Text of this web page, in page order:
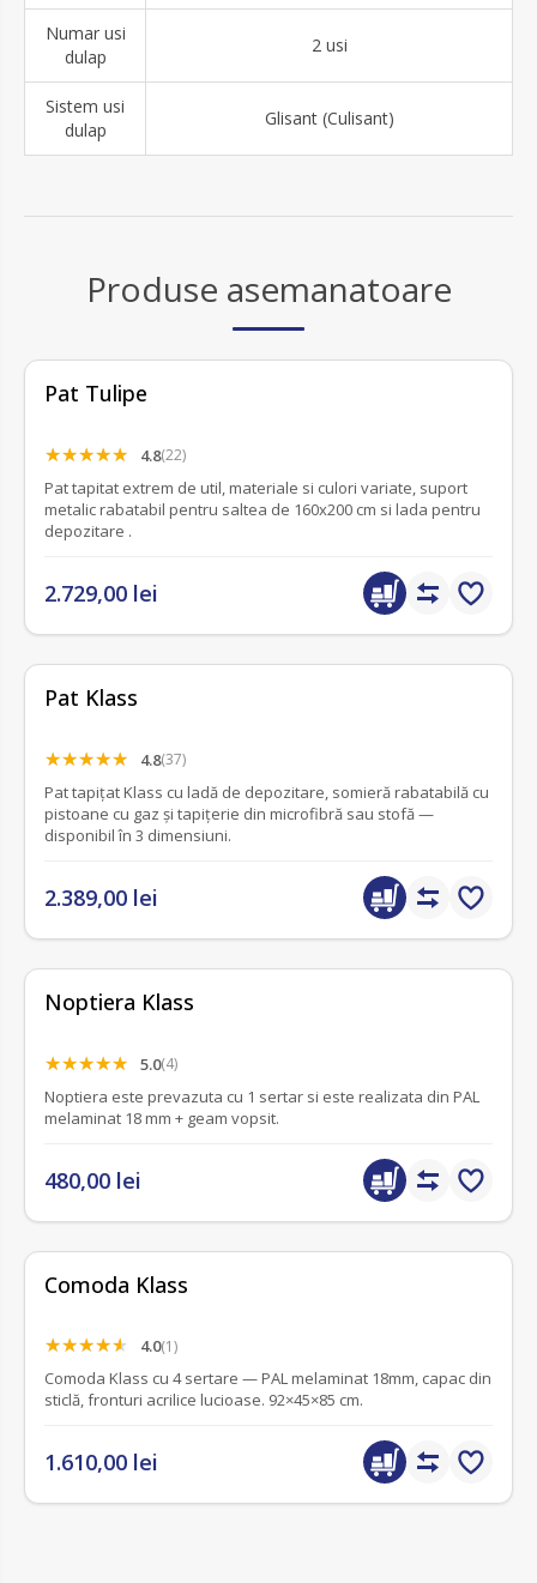
Numar usi
dulap
2 usi
Sistem usi
dulap
Glisant (Culisant)
Produse asemanatoare
Pat Tulipe
4.8(22)
Pat tapitat extrem de util, materiale si culori variate, suport
metalic rabatabil pentru saltea de 160x200 cm si lada pentru
depozitare .
2.729,00 lei
Pat Klass
4.8(37)
Pat tapițat Klass cu ladă de depozitare, somieră rabatabilă cu
pistoane cu gaz și tapițerie din microfibră sau stofă —
disponibil în 3 dimensiuni.
2.389,00 lei
Noptiera Klass
5.0(4)
Noptiera este prevazuta cu 1 sertar si este realizata din PAL
melaminat 18 mm + geam vopsit.
480,00 lei
Comoda Klass
4.0(1)
Comoda Klass cu 4 sertare — PAL melaminat 18mm, capac din
sticlă, fronturi acrilice lucioase. 92×45×85 cm.
1.610,00 lei